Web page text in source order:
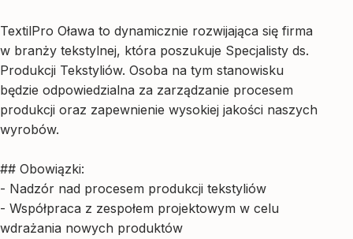
TextilPro Oława to dynamicznie rozwijająca się firma
w branży tekstylnej, która poszukuje Specjalisty ds.
Produkcji Tekstyliów. Osoba na tym stanowisku
będzie odpowiedzialna za zarządzanie procesem
produkcji oraz zapewnienie wysokiej jakości naszych
wyrobów.
## Obowiązki:
- Nadzór nad procesem produkcji tekstyliów
- Współpraca z zespołem projektowym w celu
wdrażania nowych produktów